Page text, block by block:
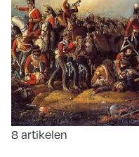
8 artikelen